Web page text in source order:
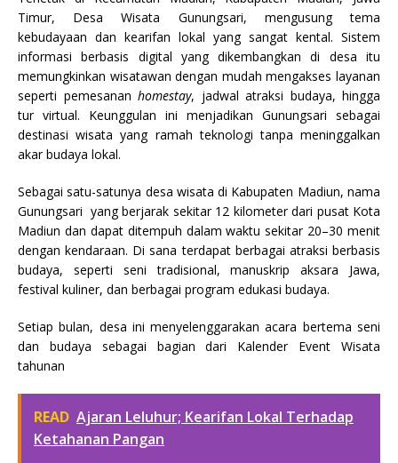
Timur, Desa Wisata Gunungsari, mengusung tema
kebudayaan dan kearifan lokal yang sangat kental. Sistem
informasi berbasis digital yang dikembangkan di desa itu
memungkinkan wisatawan dengan mudah mengakses layanan
seperti pemesanan homestay, jadwal atraksi budaya, hingga
tur virtual. Keunggulan ini menjadikan Gunungsari sebagai
destinasi wisata yang ramah teknologi tanpa meninggalkan
akar budaya lokal.
Sebagai satu-satunya desa wisata di Kabupaten Madiun, nama
Gunungsari yang berjarak sekitar 12 kilometer dari pusat Kota
Madiun dan dapat ditempuh dalam waktu sekitar 20–30 menit
dengan kendaraan. Di sana terdapat berbagai atraksi berbasis
budaya, seperti seni tradisional, manuskrip aksara Jawa,
festival kuliner, dan berbagai program edukasi budaya.
Setiap bulan, desa ini menyelenggarakan acara bertema seni
dan budaya sebagai bagian dari Kalender Event Wisata
tahunan
READ Ajaran Leluhur; Kearifan Lokal Terhadap
Ketahanan Pangan